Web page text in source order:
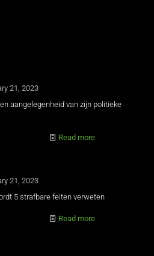
21, 2023
aangelegenheid van zijn politieke
Read more
21, 2023
5 strafbare feiten verweten
Read more